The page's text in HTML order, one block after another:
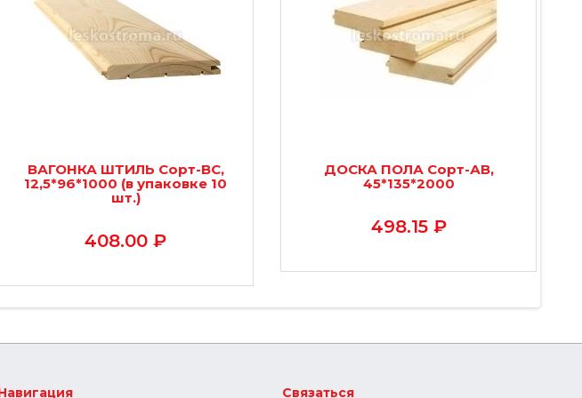
ВАГОНКА ШТИЛЬ Сорт-BС,
12,5*96*1000 (в упаковке 10
шт.)
408.00 ₽
ДОСКА ПОЛА Сорт-АВ,
45*135*2000
498.15 ₽
Связаться